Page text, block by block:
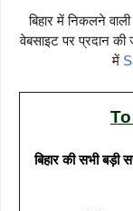
बिहार में निकलने
वेबसाइट पर प्रदान
में
बिहार की सभी